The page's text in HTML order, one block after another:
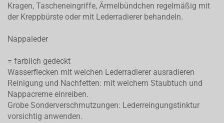
Kragen, Tascheneingriffe, Ärmelbündchen regelmäßig mit
der Kreppbürste oder mit Lederradierer behandeln.
Nappaleder
= farblich gedeckt
Wasserflecken mit weichen Lederradierer ausradieren
Reinigung und Nachfetten: mit weichem Staubtuch und
Nappacreme einreiben.
Grobe Sonderverschmutzungen: Lederreingungstinktur
vorsichtig anwenden.